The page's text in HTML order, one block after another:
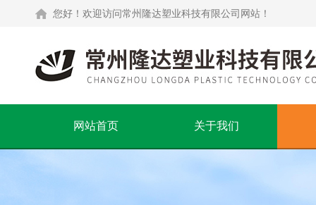
您好！欢迎访问常州隆达塑业科技有限公司网站！
网站首页 关于我们